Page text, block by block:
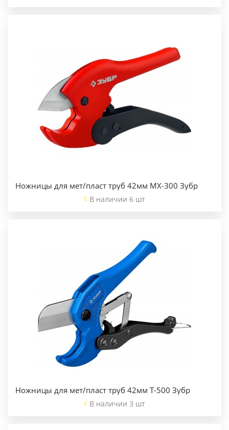
Ножницы для мет/пласт труб 42мм МХ-300 Зубр
В наличии 6 шт
Ножницы для мет/пласт труб 42мм Т-500 Зубр
В наличии 3 шт